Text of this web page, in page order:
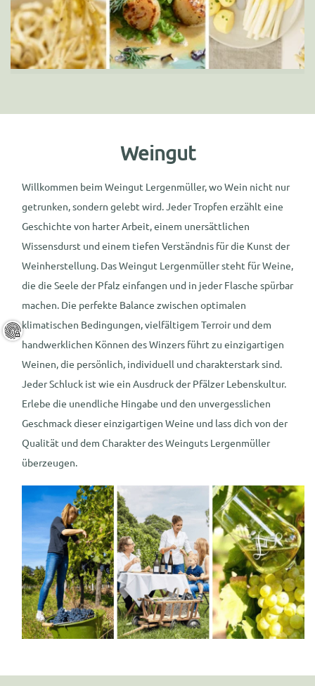
Weingut
Willkommen beim Weingut Lergenmüller, wo Wein nicht nur
getrunken, sondern gelebt wird. Jeder Tropfen erzählt eine
Geschichte von harter Arbeit, einem unersättlichen
Wissensdurst und einem tiefen Verständnis für die Kunst der
Weinherstellung. Das Weingut Lergenmüller steht für Weine,
die die Seele der Pfalz einfangen und in jeder Flasche spürbar
machen. Die perfekte Balance zwischen optimalen
klimatischen Bedingungen, vielfältigem Terroir und dem
handwerklichen Können des Winzers führt zu einzigartigen
Weinen, die persönlich, individuell und charakterstark sind.
Jeder Schluck ist wie ein Ausdruck der Pfälzer Lebenskultur.
Erlebe die unendliche Hingabe und den unvergesslichen
Geschmack dieser einzigartigen Weine und lass dich von der
Qualität und dem Charakter des Weinguts Lergenmüller
überzeugen.